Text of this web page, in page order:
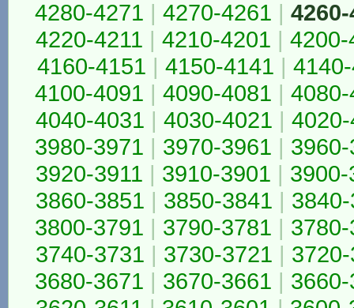
4280-4271 | 4270-4261 |
4220-4211 | 4210-4201 |
4160-4151 | 4150-4141 |
4100-4091 | 4090-4081 |
4040-4031 | 4030-4021 |
3980-3971 | 3970-3961 |
3920-3911 | 3910-3901 |
3860-3851 | 3850-3841 |
3800-3791 | 3790-3781 |
3740-3731 | 3730-3721 |
3680-3671 | 3670-3661 |